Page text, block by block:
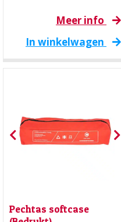
Meer info
In winkelwagen
Pechtas softcase